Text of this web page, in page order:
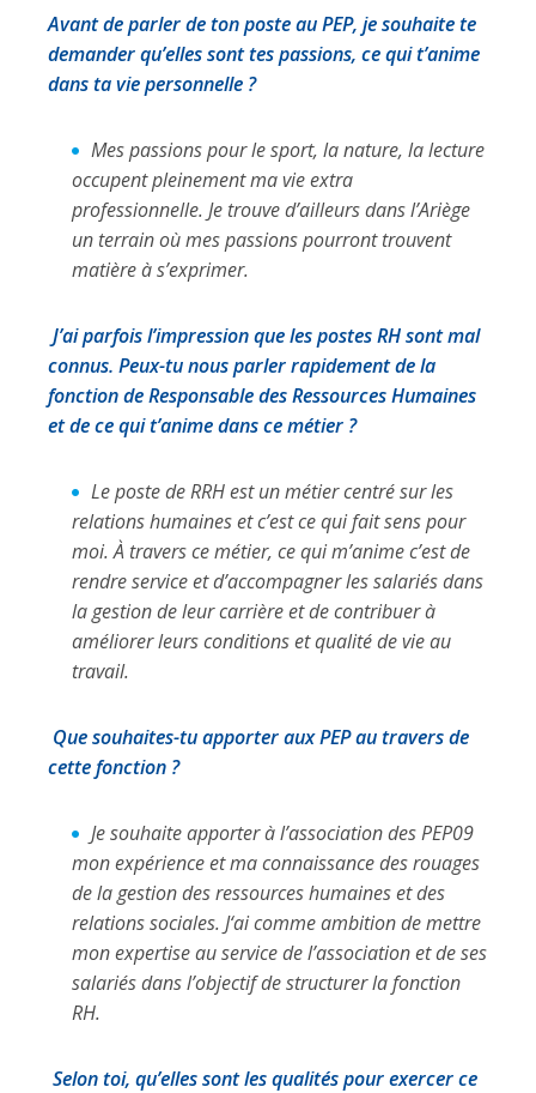
Avant de parler de ton poste au PEP, je souhaite te
demander qu’elles sont tes passions, ce qui t’anime
dans ta vie personnelle ?
Mes passions pour le sport, la nature, la lecture
occupent pleinement ma vie extra
professionnelle. Je trouve d’ailleurs dans l’Ariège
un terrain où mes passions pourront trouvent
matière à s’exprimer.
J’ai parfois l’impression que les postes RH sont mal
connus. Peux-tu nous parler rapidement de la
fonction de Responsable des Ressources Humaines
et de ce qui t’anime dans ce métier ?
Le poste de RRH est un métier centré sur les
relations humaines et c’est ce qui fait sens pour
moi. À travers ce métier, ce qui m’anime c’est de
rendre service et d’accompagner les salariés dans
la gestion de leur carrière et de contribuer à
améliorer leurs conditions et qualité de vie au
travail.
Que souhaites-tu apporter aux PEP au travers de
cette fonction ?
Je souhaite apporter à l’association des PEP09
mon expérience et ma connaissance des rouages
de la gestion des ressources humaines et des
relations sociales. J‘ai comme ambition de mettre
mon expertise au service de l’association et de ses
salariés dans l’objectif de structurer la fonction
RH.
Selon toi, qu’elles sont les qualités pour exercer ce